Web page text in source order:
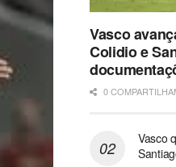
Vasco
Colidio e
0
Vasco